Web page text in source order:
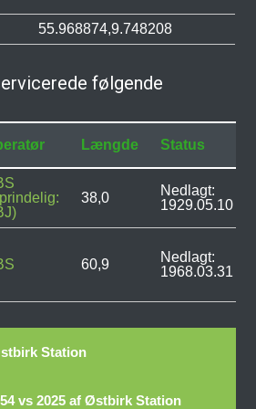
55.968874,9.748208
følgende
Længde Status
38,0
Nedlagt:
1929.05.10
60,9
Nedlagt:
1968.03.31
Station
vs 2025 af Østbirk Station